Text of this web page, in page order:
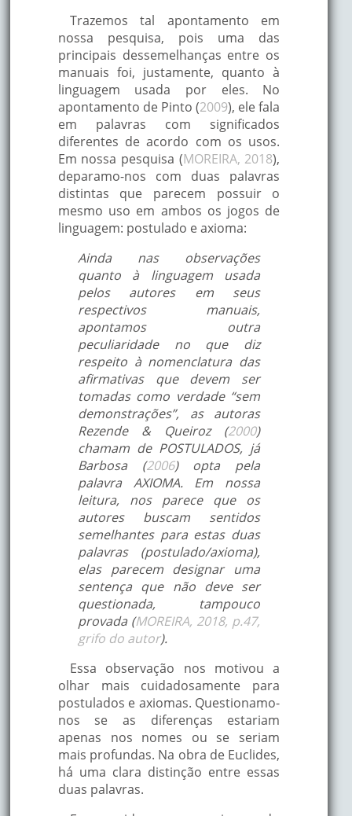
Trazemos tal apontamento em
nossa pesquisa, pois uma das
principais dessemelhanças entre os
manuais foi, justamente, quanto à
linguagem usada por eles. No
apontamento de Pinto (2009), ele fala
em palavras com significados
diferentes de acordo com os usos.
Em nossa pesquisa (MOREIRA, 2018),
deparamo-nos com duas palavras
distintas que parecem possuir o
mesmo uso em ambos os jogos de
linguagem: postulado e axioma:
Ainda nas observações
quanto à linguagem usada
pelos autores em seus
respectivos manuais,
apontamos outra
peculiaridade no que diz
respeito à nomenclatura das
afirmativas que devem ser
tomadas como verdade “sem
demonstrações”, as autoras
Rezende & Queiroz (2000)
chamam de POSTULADOS, já
Barbosa (2006) opta pela
palavra AXIOMA. Em nossa
leitura, nos parece que os
autores buscam sentidos
semelhantes para estas duas
palavras (postulado/axioma),
elas parecem designar uma
sentença que não deve ser
questionada, tampouco
provada (MOREIRA, 2018, p.47,
grifo do autor).
Essa observação nos motivou a
olhar mais cuidadosamente para
postulados e axiomas. Questionamo-
nos se as diferenças estariam
apenas nos nomes ou se seriam
mais profundas. Na obra de Euclides,
há uma clara distinção entre essas
duas palavras.